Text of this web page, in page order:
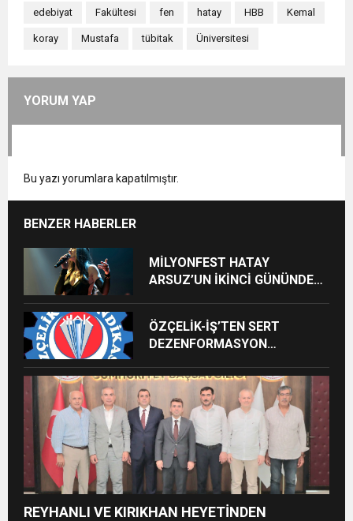
edebiyat Fakültesi fen hatay HBB Kemal
koray Mustafa tübitak Üniversitesi
YORUM YAP
Bu yazı yorumlara kapatılmıştır.
BENZER HABERLER
MİLYONFEST HATAY
ARSUZ’UN İKİNCİ GÜNÜNDE
ÖZÇELİK-İŞ’TEN SERT
DEZENFORMASYON
CEZAİ SÜREÇ BAŞLATILDI”
REYHANLI VE KIRIKHAN HEYETİNDEN